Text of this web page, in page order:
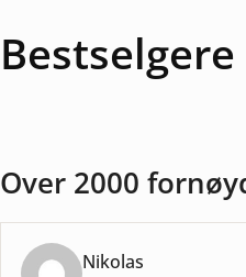
Bestselgere
Over 2000
Nikolas